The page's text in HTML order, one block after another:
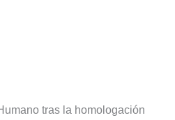
tras la homologación